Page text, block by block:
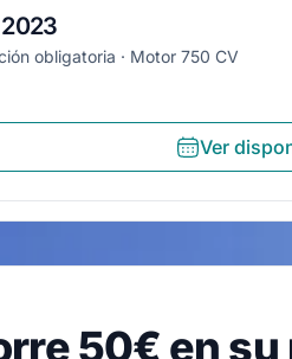
obligatoria
Motor 750 CV
Ver
50€ en su